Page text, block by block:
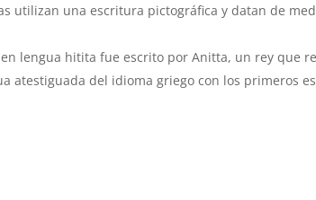
utilizan una escritura pictográfica y datan de
lengua hitita fue escrito por Anitta, un rey que
atestiguada del idioma griego con los primeros